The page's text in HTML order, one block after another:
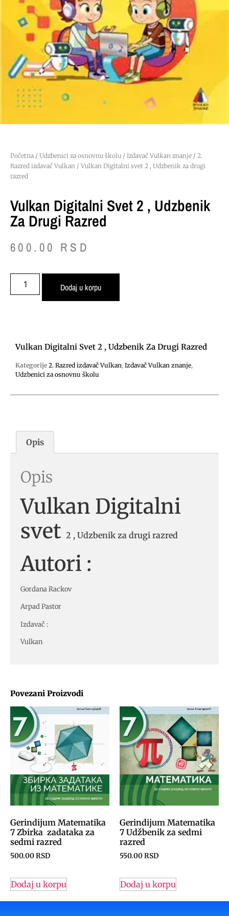
Početna / Udzbenici za osnovnu školu / Izdavač Vulkan znanje / 2.
Razred izdavač Vulkan / Vulkan Digitalni svet 2 , Udzbenik za drugi
razred
Vulkan Digitalni Svet 2 , Udzbenik
Za Drugi Razred
600.00 RSD
Dodaj u korpu
Povezani Proizvodi
Gerindijum Matematika
7 Zbirka zadataka za
sedmi razred
500.00RSD
Dodaj u korpu
Gerindijum Matematika
7 Udžbenik za sedmi
razred
550.00RSD
Dodaj u korpu
Vulkan Digitalni Svet 2 , Udzbenik Za Drugi Razred
Kategorije 2. Razred izdavač Vulkan, Izdavač Vulkan znanje,
Udzbenici za osnovnu školu
Opis
Opis
Vulkan Digitalni
svet 2 , Udzbenik za drugi razred
Autori :
Gordana Rackov
Arpad Pastor
Izdavač :
Vulkan